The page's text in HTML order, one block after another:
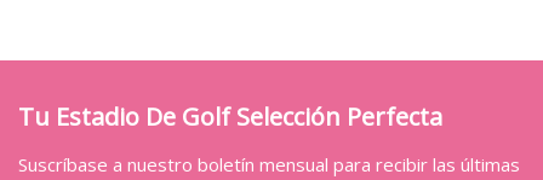
Tu Estadio De Golf Selección Perfecta
Suscríbase a nuestro boletín mensual para recibir las últimas